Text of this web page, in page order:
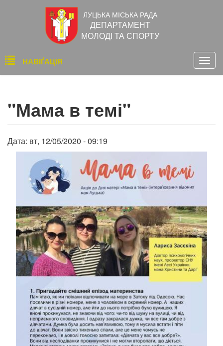
ЛУЦЬКА МІСЬКА РАДА
ДЕПАРТАМЕНТ
МОЛОДІ ТА СПОРТУ
Основна
навіґація
НАВІҐАЦІЯ
"Мама в темі"
Дата: вт, 12/05/2020 - 09:19